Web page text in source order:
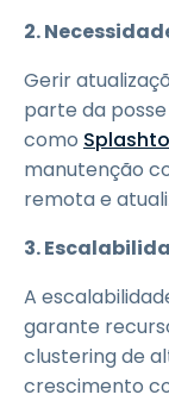
2.
Gerir
parte da
como
manutenção
remota e
3.
A
garante
clustering de
crescimento